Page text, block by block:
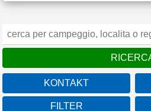
KONTAKT
FILTER